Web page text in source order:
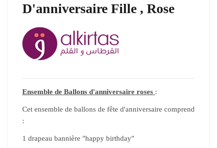
D'anniversaire Fille , Rose
Ensemble de Ballons d'anniversaire roses :
Cet ensemble de ballons de fête d'anniversaire comprend
:
1 drapeau bannière "happy birthday"